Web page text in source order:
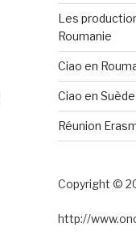
Les
Roumanie
Ciao en
Ciao en Suède
Réunion
Copyright ©
http://